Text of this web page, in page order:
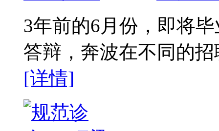
3年前的6月份，即将
答辩，奔波在不同的
[详情]